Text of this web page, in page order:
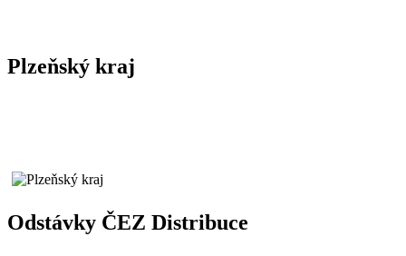
Plzeňský kraj
Odstávky ČEZ Distribuce